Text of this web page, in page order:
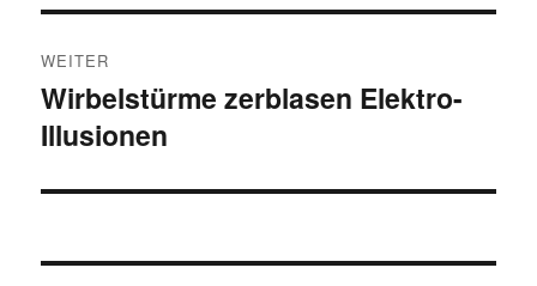
WEITER
Nächster
Beitrag:
Wirbelstürme zerblasen Elektro-
Illusionen